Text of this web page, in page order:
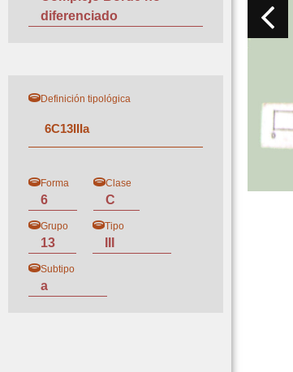
diferenciado
Definición tipológica
6C13IIIa
Forma
6
Clase
C
Grupo
13
Tipo
Subtipo
a